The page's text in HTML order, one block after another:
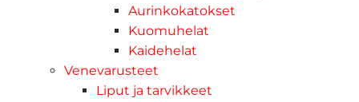
Aurinkokatokset
Kuomuhelat
Kaidehelat
Venevarusteet
Liput ja tarvikkeet